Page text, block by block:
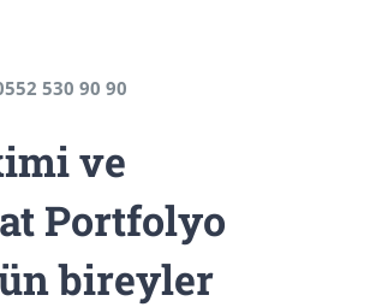
530 90 90
ve
Portfolyo
bireyler